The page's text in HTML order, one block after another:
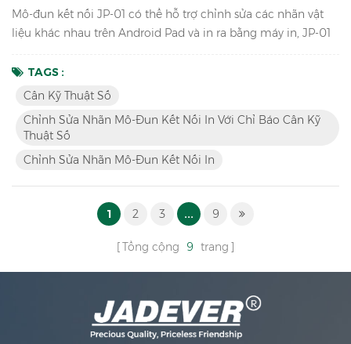
Mô-đun kết nối JP-01 có thể hỗ trợ chỉnh sửa các nhãn vật
liệu khác nhau trên Android Pad và in ra bằng máy in, JP-01
cáp hoặc Bluetooth không dây, vì vậy chúng tôi có hai phiên
bản: JP-01 có dây & JP-01 không dây. Đặc trưng Phá vỡ hoạt
thay vì phần mềm cân và máy in. Chuyển sang các...
TAGS :
Cân Kỹ Thuật Số
Chỉnh Sửa Nhãn Mô-Đun Kết Nối In Với Chỉ Báo Cân Kỹ
Thuật Số
Chỉnh Sửa Nhãn Mô-Đun Kết Nối In
1 2 3 ... 9
Tổng cộng 9 trang